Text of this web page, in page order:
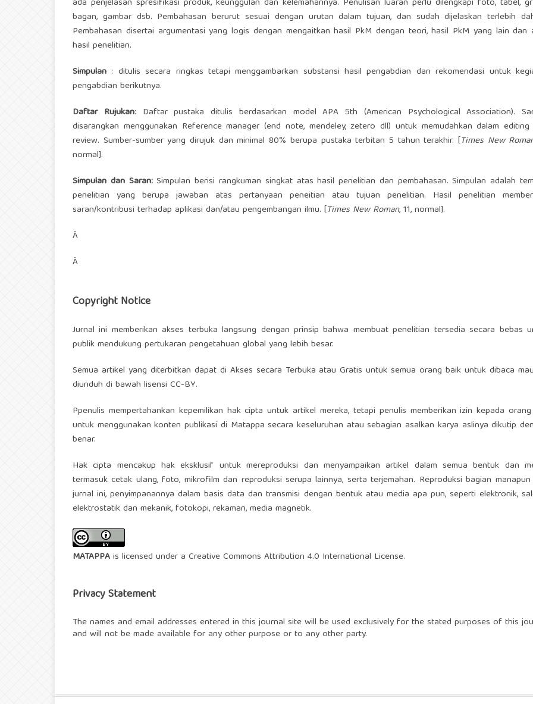
ada penjelasan spresifikasi produk, keunggulan dan kelemahannya. Penulisan luaran perlu dilengkapi foto, tabel,
bagan, gambar dsb. Pembahasan berurut sesuai dengan urutan dalam tujuan, dan sudah dijelaskan terlebih
Pembahasan disertai argumentasi yang logis dengan mengaitkan hasil PkM dengan teori, hasil PkM yang lain dan
hasil penelitian.
Simpulan : ditulis secara ringkas tetapi menggambarkan substansi hasil pengabdian dan rekomendasi untuk
pengabdian berikutnya.
Daftar Rujukan: Daftar pustaka ditulis berdasarkan model APA 5th (American Psychological Association).
disarangkan menggunakan Reference manager (end note, mendeley, zetero dll) untuk memudahkan dalam
review. Sumber-sumber yang dirujuk dan minimal 80% berupa pustaka terbitan 5 tahun terakhir. [Times New
normal].
Simpulan dan Saran:Simpulan berisi rangkuman singkat atas hasil penelitian dan pembahasan. Simpulan adalah
penelitian yang berupa jawaban atas pertanyaan peneitian atau tujuan penelitian. Hasil penelitian
saran/kontribusi terhadap aplikasi dan/atau pengembangan ilmu. [Times New Roman, 11, normal].
Â
Â
Copyright Notice
Jurnal ini memberikan akses terbuka langsung dengan prinsip bahwa membuat penelitian tersedia secara bebas
publik mendukung pertukaran pengetahuan global yang lebih besar.
Semua artikel yang diterbitkan dapat di Akses secara Terbuka atau Gratis untuk semua orang baik untuk dibaca
diunduh di bawah lisensi CC-BY.
Ppenulis mempertahankan kepemilikan hak cipta untuk artikel mereka, tetapi penulis memberikan izin kepada
untuk menggunakan konten publikasi di Matappa secara keseluruhan atau sebagian asalkan karya aslinya dikutip
benar.
Hak cipta mencakup hak eksklusif untuk mereproduksi dan menyampaikan artikel dalam semua bentuk dan
termasuk cetak ulang, foto, mikrofilm dan reproduksi serupa lainnya, serta terjemahan. Reproduksi bagian
jurnal ini, penyimpanannya dalam basis data dan transmisi dengan bentuk atau media apa pun, seperti elektronik,
elektrostatik dan mekanik, fotokopi, rekaman, media magnetik.
MATAPPAis licensed under a Creative Commons Attribution 4.0 International License.
Privacy Statement
The names and email addresses entered in this journal site will be used exclusively for the stated purposes of this
and will not be made available for any other purpose or to any other party.